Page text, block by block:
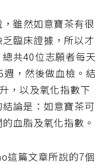
雖然如意寶茶有很
臨床證據，所以才
共40位志願者每天
，然後做血檢。結
，以及氧化指數下
論是：如意寶茶可
血脂及氧化指數。
這篇文章所說的7個